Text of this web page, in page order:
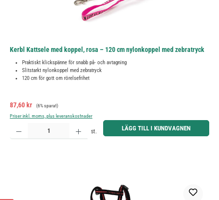
Kerbl Kattsele med koppel, rosa – 120 cm nylonkoppel med zebratryck
Praktiskt klickspänne för snabb på- och avtagning
Slitstarkt nylonkoppel med zebratryck
120 cm för gott om rörelsefrihet
Försäljningspris:
87,60 kr Ordinarie pris:
(6% sparat)
Priser inkl. moms, plus leveranskostnader
Produktkvantitet: Ange önskat belopp eller använd knapparna för att öka eller minska kvantiteten.
st. LÄGG TILL I KUNDVAGNEN